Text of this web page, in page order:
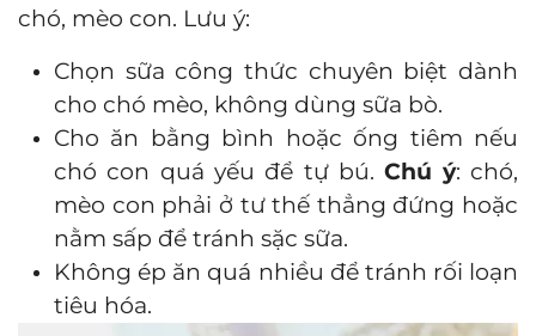
chó, mèo con. Lưu ý:
Chọn sữa công thức chuyên biệt dành
cho chó mèo, không dùng sữa bò.
Cho ăn bằng bình hoặc ống tiêm nếu
chó con quá yếu để tự bú.Chú ý: chó,
mèo con phải ở tư thế thẳng đứng hoặc
nằm sấp để tránh sặc sữa.
Không ép ăn quá nhiều để tránh rối loạn
tiêu hóa.